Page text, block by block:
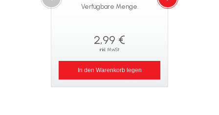
Verfügbare Menge.
2,99 €
inkl. MwSt
In den Warenkorb legen